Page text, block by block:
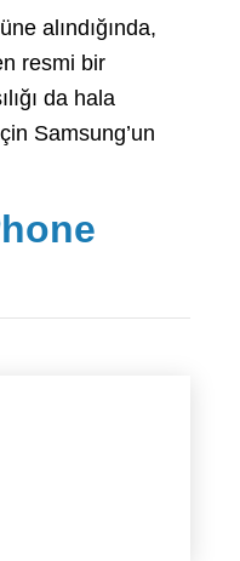
alındığında,
resmi bir
da hala
Samsung’un